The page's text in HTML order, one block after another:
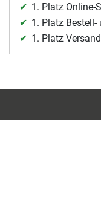
1. Platz Online-
1. Platz
1. Platz